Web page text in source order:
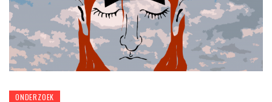
ONDERZOEK